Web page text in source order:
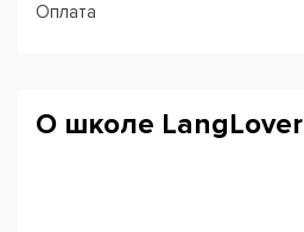
Оплата
О школе LangLover